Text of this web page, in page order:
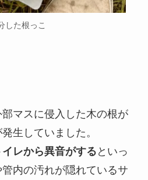
した根っこ
マスに侵入した木の根が
生していました。
レから異音がする といっ
内の汚れが隠れているサ